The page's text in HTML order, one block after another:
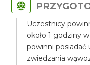
Uczestnicy
około 1 godziny
powinni posiadać
zwiedzania